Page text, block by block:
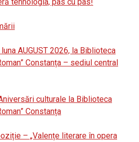
AUGUST 2026, la Biblioteca
Constanța – sediul central
culturale la Biblioteca
Constanța
– „Valențe literare în opera